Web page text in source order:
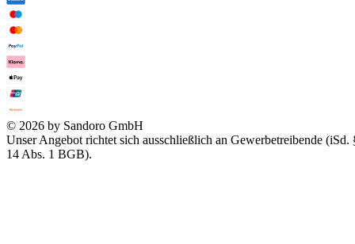
© 2026 by Sandoro GmbH
Unser Angebot richtet sich ausschließlich an Gewerbetreibende (iSd.
14 Abs. 1 BGB).